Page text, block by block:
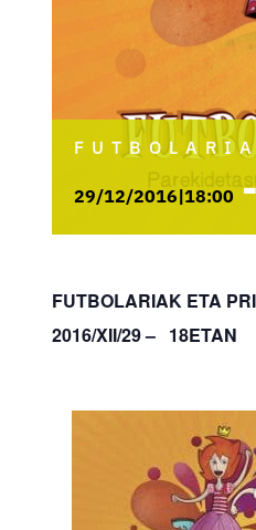
29/12/2016|18:00
FUTBOLARIAK ETA
2016/XII/29 – 18ETAN